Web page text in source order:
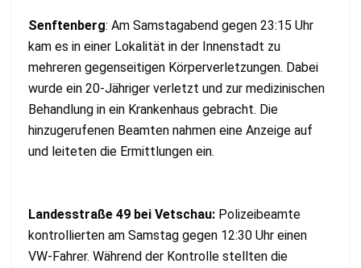
Senftenberg: Am Samstagabend gegen 23:15 Uhr
kam es in einer Lokalität in der Innenstadt zu
mehreren gegenseitigen Körperverletzungen. Dabei
wurde ein 20-Jähriger verletzt und zur medizinischen
Behandlung in ein Krankenhaus gebracht. Die
hinzugerufenen Beamten nahmen eine Anzeige auf
und leiteten die Ermittlungen ein.
Landesstraße 49 bei Vetschau: Polizeibeamte
kontrollierten am Samstag gegen 12:30 Uhr einen
VW-Fahrer. Während der Kontrolle stellten die